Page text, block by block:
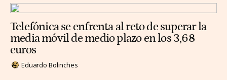
Telefónica se enfrenta al reto de superar la
media móvil de medio plazo en los 3,68
euros
Eduardo Bolinches